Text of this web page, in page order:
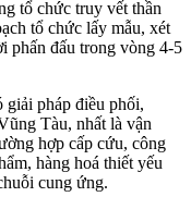
tổ chức truy vết thần
tổ chức lấy mẫu, xét
phấn đấu trong vòng 4-5
giải pháp điều phối,
Tàu, nhất là vận
hợp cấp cứu, công
hàng hoá thiết yếu
cung ứng.